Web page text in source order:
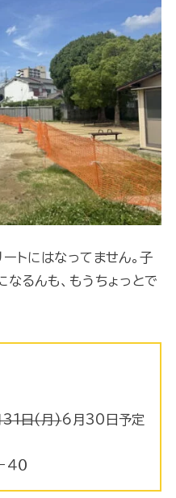
トにはなってません。子
なるんも、もうちょっとで
31日(月)6月30日予定
０